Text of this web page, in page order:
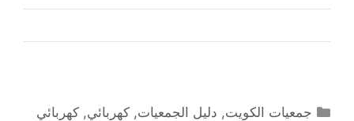
التصنيفات
جمعيات الكويت, دليل الجمعيات,كهربائي,كهربائي